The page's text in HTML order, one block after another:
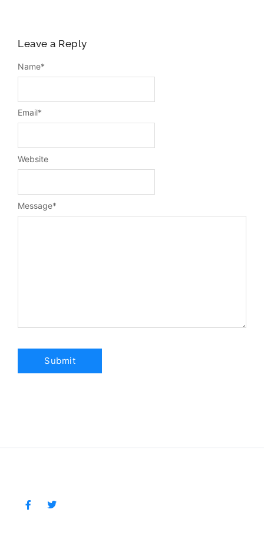
Leave a Reply
Message*
Name*
Email*
Website